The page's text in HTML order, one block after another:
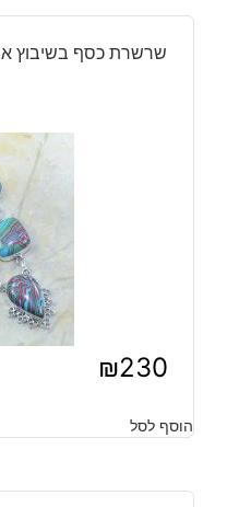
שרשרת כסף בשיבוץ
₪230
הוסף לסל